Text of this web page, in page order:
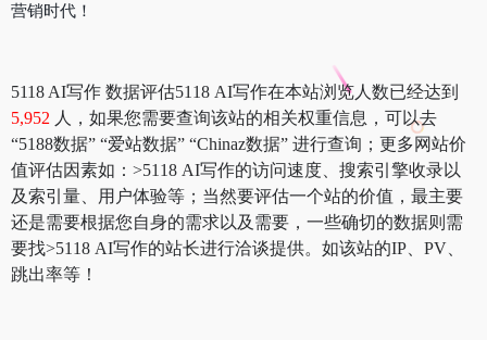
营销时代！
5118 AI写作 数据评估5118 AI写作在本站浏览人数已经达到
5,952 人，如果您需要查询该站的相关权重信息，可以去
“5188数据” “爱站数据” “Chinaz数据” 进行查询；更多网站价
值评估因素如：>5118 AI写作的访问速度、搜索引擎收录以
及索引量、用户体验等；当然要评估一个站的价值，最主要
还是需要根据您自身的需求以及需要，一些确切的数据则需
要找>5118 AI写作的站长进行洽谈提供。如该站的IP、PV、
跳出率等！